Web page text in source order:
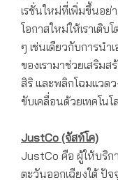
เรชั่นใหม่ที่เพิ่มขึ้นอย่
โอกาสใหม่ให้เราเติบ
ๆ เช่นเดียวกับการน
ของเรามาช่วยเสริม
สิริ และพลิกโฉมแวด
ขับเคลื่อนด้วยเทคโน
JustCo (จัสท์โค)
JustCo คือ ผู้ให้บริกา
ตะวันออกเฉียงใต้ ปั